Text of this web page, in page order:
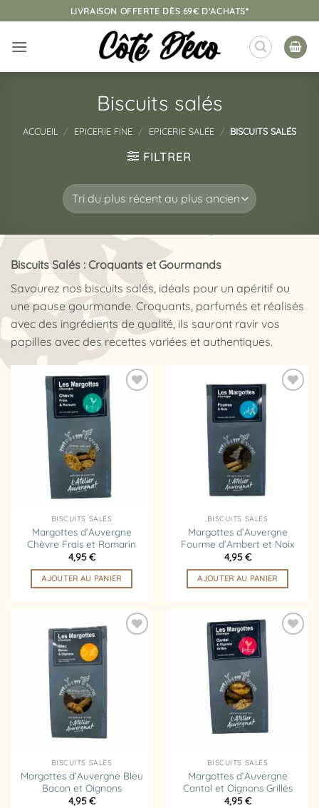
au
contenu
LIVRAISON OFFERTE DÈS 69€ D'ACHATS*
Biscuits salés
ACCUEIL / EPICERIE FINE / EPICERIE SALÉE / BISCUITS SALÉS
FILTRER
Biscuits Salés : Croquants et Gourmands
Savourez nos biscuits salés, idéals pour un apéritif ou
une pause gourmande. Croquants, parfumés et réalisés
avec des ingrédients de qualité, ils sauront ravir vos
papilles avec des recettes variées et authentiques.
BISCUITS SALÉS
Margottes d’Auvergne
Chèvre Frais et Romarin
4,95€
AJOUTER AU PANIER
BISCUITS SALÉS
Margottes d’Auvergne
Fourme d’Ambert et Noix
4,95€
AJOUTER AU PANIER
BISCUITS SALÉS
Margottes d’Auvergne Bleu
Bacon et Oignons
4,95€
BISCUITS SALÉS
Margottes d’Auvergne
Cantal et Oignons Grillés
4,95€